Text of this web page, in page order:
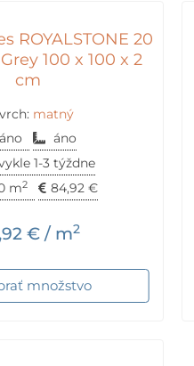
ROYALSTONE 20
100 x 100 x 2
cm
matný
áno
áno
1-3 týždne
m2 84,92 €
€ / m2
množstvo